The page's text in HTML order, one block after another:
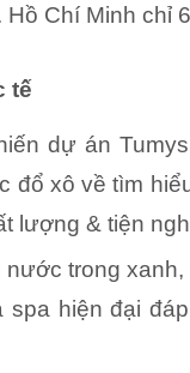
Hồ Chí Minh chỉ
tế
dự án
đổ xô về tìm
lượng & tiện
trong
spa hiện đại